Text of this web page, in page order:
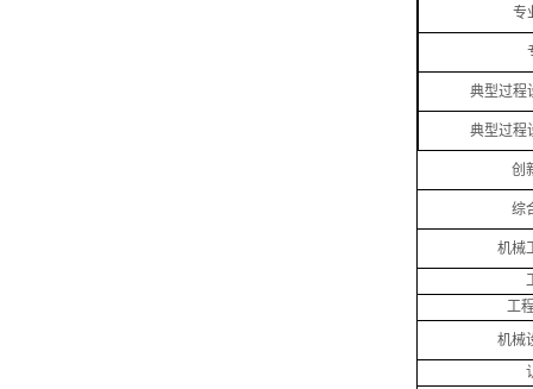
专
典型过程
典型过程
创
综
机械
工
机械